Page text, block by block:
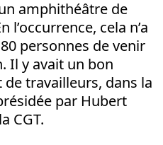
amphithéâtre de
l’occurrence, cela n’a
personnes de venir
Il y avait un bon
de travailleurs, dans la
par Hubert
CGT.